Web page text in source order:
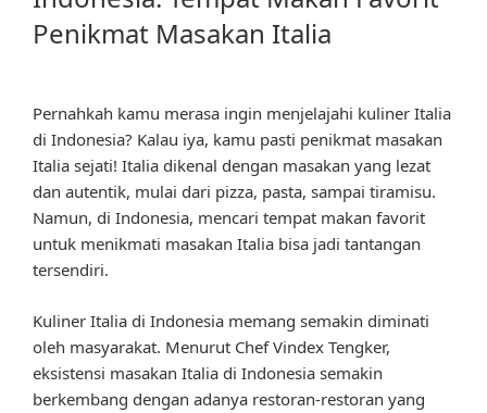
Penikmat Masakan Italia
Pernahkah kamu merasa ingin menjelajahi kuliner Italia
di Indonesia? Kalau iya, kamu pasti penikmat masakan
Italia sejati! Italia dikenal dengan masakan yang lezat
dan autentik, mulai dari pizza, pasta, sampai tiramisu.
Namun, di Indonesia, mencari tempat makan favorit
untuk menikmati masakan Italia bisa jadi tantangan
tersendiri.
Kuliner Italia di Indonesia memang semakin diminati
oleh masyarakat. Menurut Chef Vindex Tengker,
eksistensi masakan Italia di Indonesia semakin
berkembang dengan adanya restoran-restoran yang